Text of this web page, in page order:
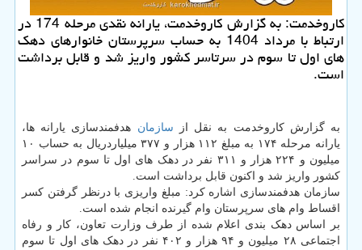
کاروخدمت: به گزارش کاروخدمت، یارانه نقدی مرحله 174 در
ارتباط با مرداد 1404 به حساب سرپرستان خانوارهای دهک
های اول تا سوم در سرتاسر کشور واریز شد و قابل برداشت
است.
به گزارش کاروخدمت به نقل از سازمان هدفمندسازی یارانه ها،
یارانه مرحله ۱۷۴ به مبلغ ۱۱۲ هزار و ۳۷۷ میلیاردریال به حساب ۱۰
میلیون و ۲۲۴ هزار و ۳۱۱ نفر در دهک های اول تا سوم در سراسر
کشور واریز شد و اکنون قابل برداشت است.
سازمان هدفمندسازی اشاره کرد: مبلغ واریزی با درنظر گرفتن کسر
اقساط وام های سرپرستان وام گیرنده انجام شده است.
بر اساس دهک بندی اعلام شده از طرف وزارت تعاون، کار و رفاه
اجتماعی ۲۸ میلیون و ۹۴ هزار و ۴۰۲ نفر در دهک های اول تا سوم